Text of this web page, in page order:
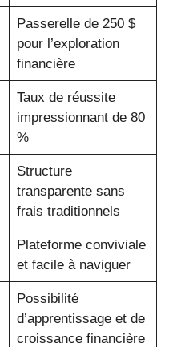
Passerelle de 250 $
pour l’exploration
financière
Taux de réussite
impressionnant de 80
%
Structure
transparente sans
frais traditionnels
Plateforme conviviale
et facile à naviguer
Possibilité
d’apprentissage et de
croissance financière